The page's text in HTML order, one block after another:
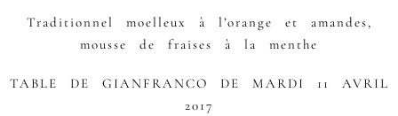
Traditionnel moelleux à l’orange et amandes,
mousse de fraises à la menthe
TABLE DE GIANFRANCO DE MARDI 11 AVRIL
2017